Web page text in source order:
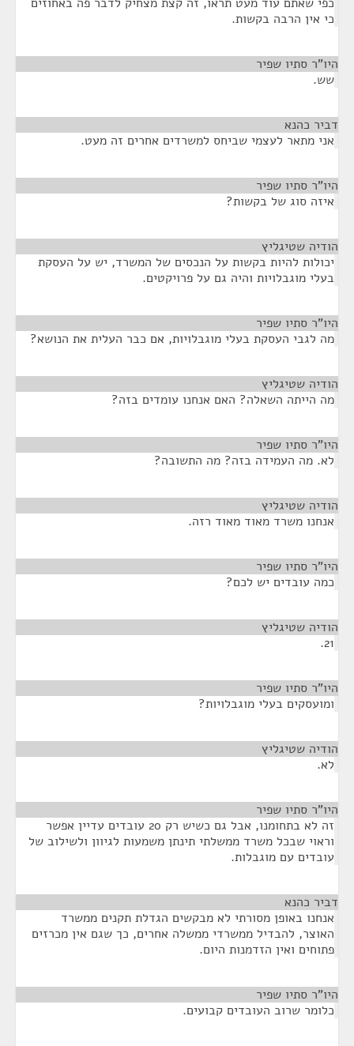
כי אין הרבה בקשות.
היו"ר סתיו שפיר
שש.
דביר כהנא
אני מתאר לעצמי שביחס למשרדים אחרים זה מעט.
היו"ר סתיו שפיר
איזה סוג של בקשות?
הודיה שטיגליץ
יכולות להיות בקשות על הנכסים של המשרד, יש על העסקת
בעלי מוגבלויות והיה גם על פרויקטים.
היו"ר סתיו שפיר
מה לגבי העסקת בעלי מוגבלויות, אם כבר העלית את הנושא?
הודיה שטיגליץ
מה הייתה השאלה? האם אנחנו עומדים בזה?
היו"ר סתיו שפיר
לא. מה העמידה בזה? מה התשובה?
הודיה שטיגליץ
אנחנו משרד מאוד מאוד רזה.
היו"ר סתיו שפיר
כמה עובדים יש לכם?
הודיה שטיגליץ
21.
היו"ר סתיו שפיר
ומועסקים בעלי מוגבלויות?
הודיה שטיגליץ
לא.
היו"ר סתיו שפיר
זה לא בתחומנו, אבל גם כשיש רק 20 עובדים עדיין אפשר
וראוי שבכל משרד ממשלתי תינתן משמעות לגיוון ולשילוב של
עובדים עם מוגבלות.
דביר כהנא
אנחנו באופן מסורתי לא מבקשים הגדלת תקנים ממשרד
האוצר, להבדיל ממשרדי ממשלה אחרים, כך שגם אין מכרזים
פתוחים ואין הזדמנות היום.
היו"ר סתיו שפיר
כלומר שרוב העובדים קבועים.